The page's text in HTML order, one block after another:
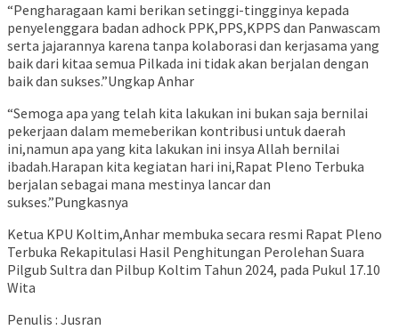
“Pengharagaan kami berikan setinggi-tingginya kepada
penyelenggara badan adhock PPK,PPS,KPPS dan Panwascam
serta jajarannya karena tanpa kolaborasi dan kerjasama yang
baik dari kitaa semua Pilkada ini tidak akan berjalan dengan
baik dan sukses.”Ungkap Anhar
“Semoga apa yang telah kita lakukan ini bukan saja bernilai
pekerjaan dalam memeberikan kontribusi untuk daerah
ini,namun apa yang kita lakukan ini insya Allah bernilai
ibadah.Harapan kita kegiatan hari ini,Rapat Pleno Terbuka
berjalan sebagai mana mestinya lancar dan
sukses.”Pungkasnya
Ketua KPU Koltim,Anhar membuka secara resmi Rapat Pleno
Terbuka Rekapitulasi Hasil Penghitungan Perolehan Suara
Pilgub Sultra dan Pilbup Koltim Tahun 2024, pada Pukul 17.10
Wita
Penulis : Jusran